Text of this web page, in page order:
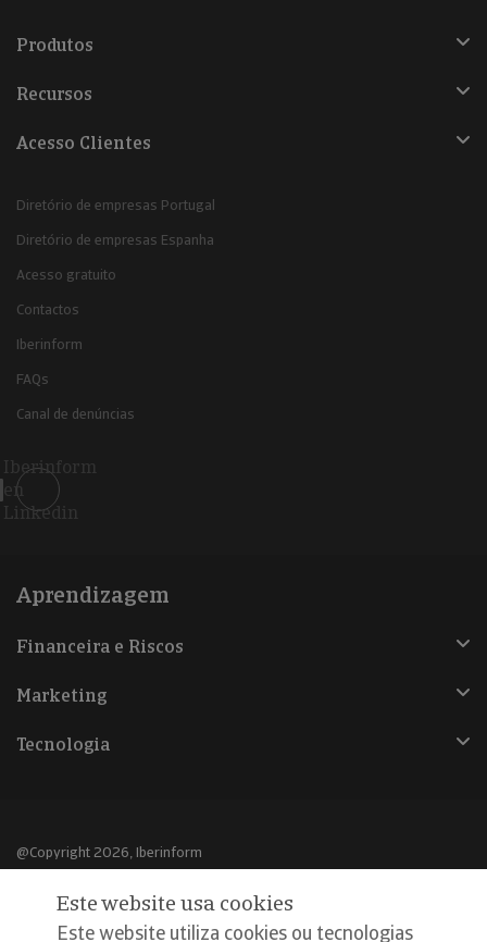
Produtos
Recursos
Acesso Clientes
Diretório de empresas Portugal
Diretório de empresas Espanha
Acesso gratuito
Contactos
Iberinform
FAQs
Canal de denúncias
Iberinform
en
Linkedin
Aprendizagem
Financeira e Riscos
Marketing
Tecnologia
@Copyright 2026, Iberinform
Aviso legalEste website usa cookies
Este website utiliza cookies ou tecnologias